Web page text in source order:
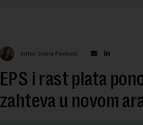
Autor: Ivana Pavlović
EPS i rast plata
zahteva u novom